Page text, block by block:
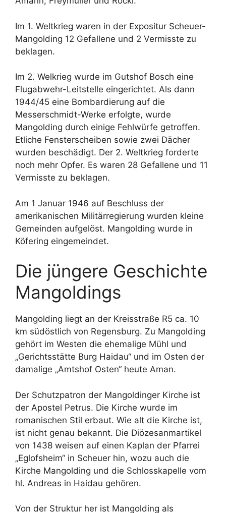
Im 1. Weltkrieg waren in der Expositur Scheuer-
Mangolding 12 Gefallene und 2 Vermisste zu
beklagen.
Im 2. Welkrieg wurde im Gutshof Bosch eine
Flugabwehr-Leitstelle eingerichtet. Als dann
1944/45 eine Bombardierung auf die
Messerschmidt-Werke erfolgte, wurde
Mangolding durch einige Fehlwürfe getroffen.
Etliche Fensterscheiben sowie zwei Dächer
wurden beschädigt. Der 2. Weltkrieg forderte
noch mehr Opfer. Es waren 28 Gefallene und 11
Vermisste zu beklagen.
Am 1 Januar 1946 auf Beschluss der
amerikanischen Militärregierung wurden kleine
Gemeinden aufgelöst. Mangolding wurde in
Köfering eingemeindet.
Die jüngere Geschichte
Mangoldings
Mangolding liegt an der Kreisstraße R5 ca. 10
km südöstlich von Regensburg. Zu Mangolding
gehört im Westen die ehemalige Mühl und
„Gerichtsstätte Burg Haidau“ und im Osten der
damalige „Amtshof Osten“ heute Aman.
Der Schutzpatron der Mangoldinger Kirche ist
der Apostel Petrus. Die Kirche wurde im
romanischen Stil erbaut. Wie alt die Kirche ist,
ist nicht genau bekannt. Die Diözesanmartikel
von 1438 weisen auf einen Kaplan der Pfarrei
„Eglofsheim“ in Scheuer hin, wozu auch die
Kirche Mangolding und die Schlosskapelle vom
hl. Andreas in Haidau gehören.
Von der Struktur her ist Mangolding als